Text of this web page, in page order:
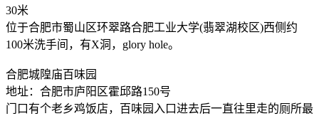
30米
位于合肥市蜀山区环翠路合肥工业大学(翡翠湖校区)西侧约
100米洗手间，有X洞，glory hole。
合肥城隍庙百味园
地址：合肥市庐阳区霍邱路150号
门口有个老乡鸡饭店，百味园入口进去后一直往里走的厕所最